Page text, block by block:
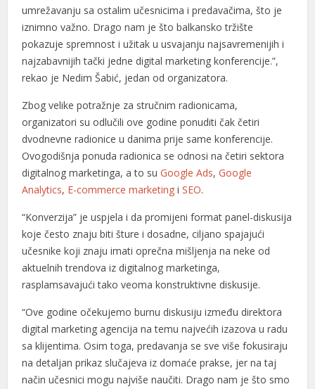
umrežavanju sa ostalim učesnicima i predavačima, što je
iznimno važno. Drago nam je što balkansko tržište
pokazuje spremnost i užitak u usvajanju najsavremenijih i
najzabavnijih tački jedne digital marketing konferencije.”,
rekao je Nedim Šabić, jedan od organizatora.
Zbog velike potražnje za stručnim radionicama,
organizatori su odlučili ove godine ponuditi čak četiri
dvodnevne radionice u danima prije same konferencije.
Ovogodišnja ponuda radionica se odnosi na četiri sektora
digitalnog marketinga, a to suGoogle Ads,Google
Analytics, E-commerce marketing iSEO.
“Konverzija” je uspjela i da promijeni format panel-diskusija
koje često znaju biti šture i dosadne, ciljano spajajući
učesnike koji znaju imati oprečna mišljenja na neke od
aktuelnih trendova iz digitalnog marketinga,
rasplamsavajući tako veoma konstruktivne diskusije.
“Ove godine očekujemo burnu diskusiju između direktora
digital marketing agencija na temu najvećih izazova u radu
sa klijentima. Osim toga, predavanja se sve više fokusiraju
na detaljan prikaz slučajeva iz domaće prakse, jer na taj
način učesnici mogu najviše naučiti. Drago nam je što smo